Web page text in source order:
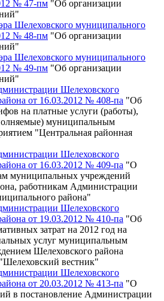
№ 47-пм "Об организации
Шелеховского муниципального
№ 48-пм "Об организации
Шелеховского муниципального
№ 49-пм "Об организации
Шелеховского
от 16.03.2012 № 408-па "Об
на платные услуги (работы),
муниципальным
"Центральная районная
Шелеховского
от 16.03.2012 № 409-па "О
муниципальных учреждений
работникам Администрации
района"
Шелеховского
от 19.03.2012 № 410-па "Об
затрат на 2012 год на
услуг муниципальным
Шелеховского района
вестник"
Шелеховского
от 20.03.2012 № 413-па "О
в постановление Администрации